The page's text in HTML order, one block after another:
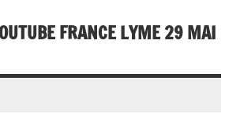
FRANCE LYME 29 MAI